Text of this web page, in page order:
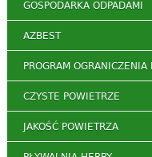
GOSPODARKA ODPADAMI
AZBEST
PROGRAM
CZYSTE POWIETRZE
JAKOŚĆ POWIETRZA